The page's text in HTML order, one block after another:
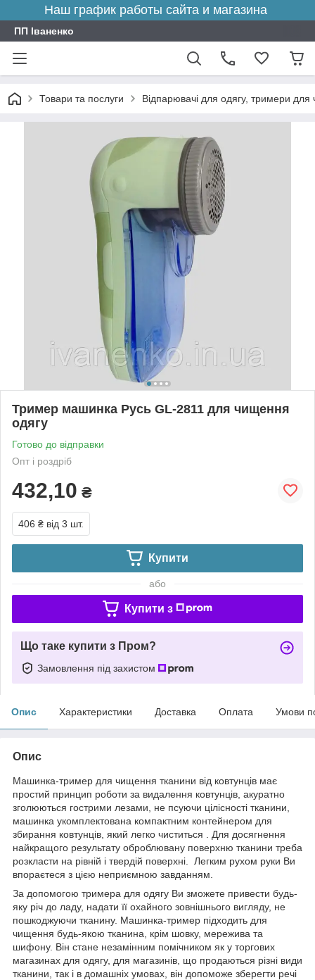
Наш график работы сайта и магазина
ПП Іваненко
Товари та послуги Відпарювачі для одягу, тримери
Тример машинка Русь GL-2811 для чищення
одягу
Готово до відправки
Опт і роздріб
432,10 ₴
406 ₴ від 3 шт.
Купити
або
Купити з
Що таке купити з Пром?
Замовлення під захистом
Опис Характеристики Доставка Оплата Умови
Опис
Машинка-тример для чищення тканини від ковтунців має
простий принцип роботи за видалення ковтунців, акуратно
зголюються гострими лезами, не псуючи цілісності тканини,
машинка укомплектована компактним контейнером для
збирання ковтунців, який легко чиститься . Для досягнення
найкращого результату оброблювану поверхню тканини треба
розкласти на рівній і твердій поверхні. Легким рухом руки Ви
впораєтеся з цією неприємною завданням.
За допомогою тримера для одягу Ви зможете привести будь-
яку річ до ладу, надати її охайного зовнішнього вигляду, не
пошкоджуючи тканину. Машинка-тример підходить для
чищення будь-якою тканина, крім шовку, мережива та
шифону. Він стане незамінним помічником як у торгових
магазинах для одягу, для магазинів, що продаються різні види
тканини, так і в домашніх умовах, він допоможе зберегти речі